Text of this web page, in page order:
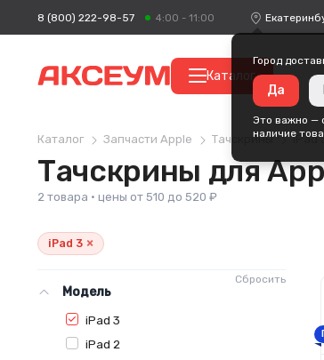
8 (800) 222-98-57 4:00 - 11:00
Город
Да
Это важно —
наличие
Каталог
Каталог Запчасти Apple Тачскрины iPad
Тачскрины для
2 товара · цены от 510 до 520 ₽
iPad 3 ×
Сбросить
Модель
iPad 3
iPad 2